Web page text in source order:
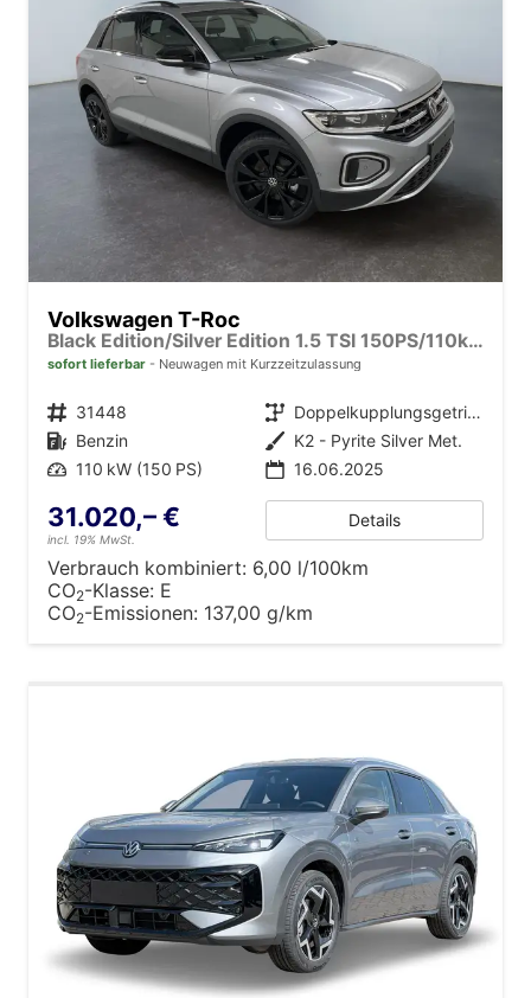
Volkswagen T-Roc
Black Edition/Silver Edition 1.5 TSI 150PS/110kW DSG 2025 +Black Paket+19"ALU+MATRIX+PANO
sofort lieferbar Neuwagen mit Kurzzeitzulassung
Fahrzeugnr. 31448 Getriebe
Doppelkupplungsgetriebe (DSG)
Kraftstoff Benzin Außenfarbe K2 - Pyrite Silver Met.
Leistung 110 kW (150 PS) 16.06.2025
31.020,– €
incl. 19% MwSt.
Details
Verbrauch kombiniert: 6,00 l/100km
CO2-Klasse: E
CO2-Emissionen: 137,00 g/km